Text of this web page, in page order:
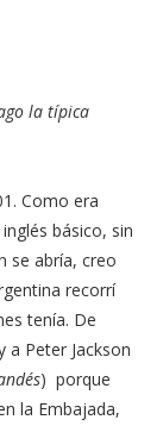
la típica
Como era
básico, sin
se abría, creo
recorrí
tenía. De
a Peter Jackson
) porque
la Embajada,